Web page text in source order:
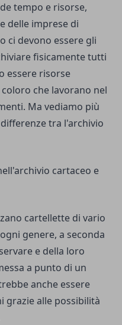
tempo e risorse,
delle imprese di
ci devono essere gli
fisicamente tutti
essere risorse
che lavorano nel
Ma vediamo più
tra l'archivio
cartaceo e
cartellette di vario
genere, a seconda
e della loro
a punto di un
anche essere
grazie alle possibilità